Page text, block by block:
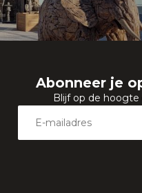
Abonneer je
Blijf op de